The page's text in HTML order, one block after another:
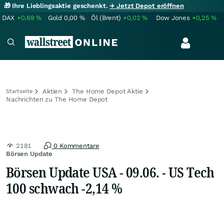
🎁 Ihre Lieblingsaktie geschenkt.→ Jetzt Depot eröffnen
DAX +0,69% Gold 0,00 % Öl (Brent) +0,02% Dow Jones +0,25%
Startseite Aktien
The Home Depot Aktie
Nachrichten zu The Home Depot
Börsen Update
2181 0 Kommentare
Börsen Update USA - 09.06. - US Tech
100 schwach -2,14 %